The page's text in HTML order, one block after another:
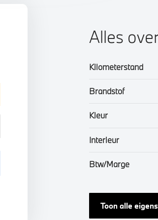
Alles
Kilometerstand
Brandstof
Kleur
Interieur
Btw/Marge
Toon alle